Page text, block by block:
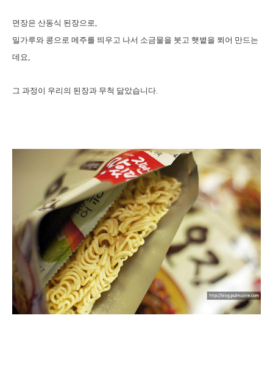
면장은 산동식 된장으로,
밀가루와 콩으로 메주를 띄우고 나서 소금물을 붓고 햇볕을 쬐어 만드는
데요,
그 과정이 우리의 된장과 무척 닮았습니다.